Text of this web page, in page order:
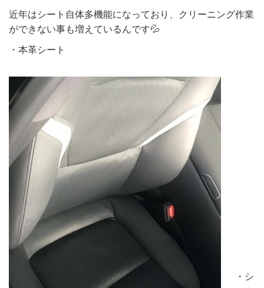
近年はシート自体多機能になっており、クリーニング作業
ができない事も増えているんです💦
・本革シート
・シ